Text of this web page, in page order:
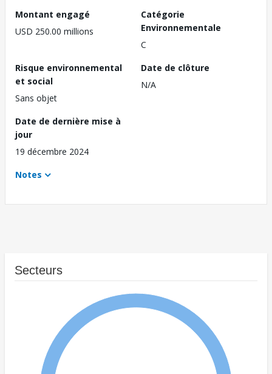
Montant engagé
USD 250.00 millions
Catégorie
Environnementale
C
Risque environnemental
et social
Sans objet
Date de clôture
N/A
Date de dernière mise à
jour
19 décembre 2024
Notes
Secteurs